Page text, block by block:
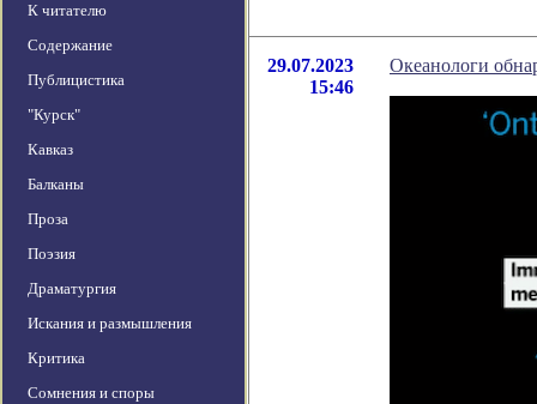
К читателю
Содержание
Публицистика
"Курск"
Кавказ
Балканы
Проза
Поэзия
Драматургия
Искания и размышления
Критика
Сомнения и споры
29.07.2023
15:46
Океанологи